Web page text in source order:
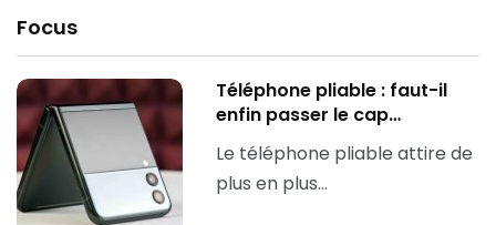
Focus
Téléphone pliable : faut-il
enfin passer le cap…
Le téléphone pliable attire de
plus en plus…